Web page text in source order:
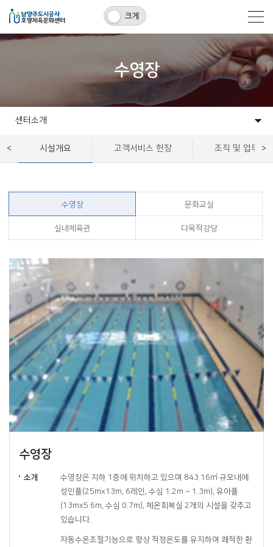
크게
수영장
센터소개
센터소개
프로그램
시설대관
백봉멀티스포츠센터
고객센터
알림마당시설개요 고객서비스 헌장 조직 및 업무
수영장 문화교실
실내체육관 다목적강당
수영장
소개
수영장은 지하 1층에 위치하고 있으며 843.16㎡ 규모내에
성인풀(25mx13m, 6레인, 수심 1.2m ~ 1.3m), 유아풀
(13mx5.6m, 수심 0.7m), 체온회복실 2개의 시설을 갖추고
있습니다.
자동수온조절기능으로 항상 적정온도를 유지하여 쾌적한 환